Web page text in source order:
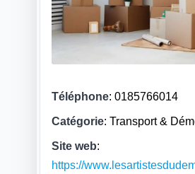
Téléphone: 0185766014
Catégorie: Transport &
Site web:
https://